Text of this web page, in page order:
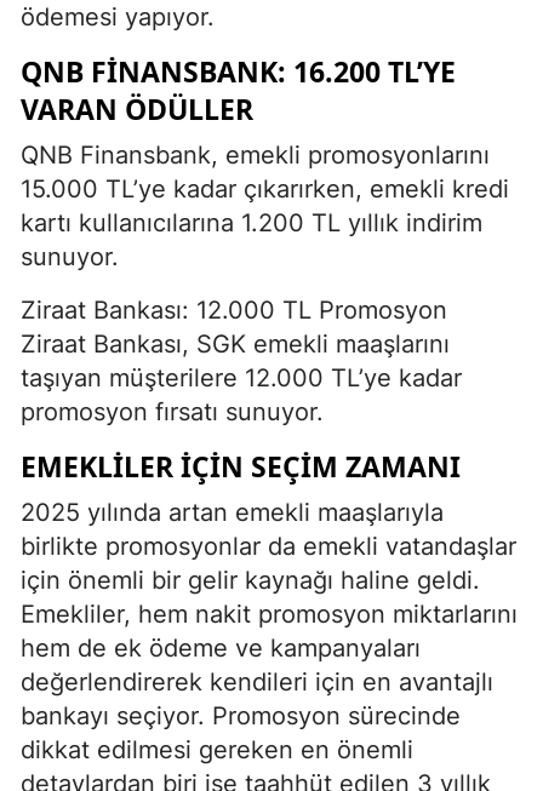
ödemesi yapıyor.
QNB FINANSBANK: 16.200 TL’YE
VARAN ÖDÜLLER
QNB Finansbank, emekli promosyonlarını
15.000 TL’ye kadar çıkarırken, emekli kredi
kartı kullanıcılarına 1.200 TL yıllık indirim
sunuyor.
Ziraat Bankası: 12.000 TL Promosyon
Ziraat Bankası, SGK emekli maaşlarını
taşıyan müşterilere 12.000 TL’ye kadar
promosyon fırsatı sunuyor.
EMEKLILER İÇIN SEÇIM ZAMANI
2025 yılında artan emekli maaşlarıyla
birlikte promosyonlar da emekli vatandaşlar
için önemli bir gelir kaynağı haline geldi.
Emekliler, hem nakit promosyon miktarlarını
hem de ek ödeme ve kampanyaları
değerlendirerek kendileri için en avantajlı
bankayı seçiyor. Promosyon sürecinde
dikkat edilmesi gereken en önemli
detaylardan biri ise taahhüt edilen 3 yıllık